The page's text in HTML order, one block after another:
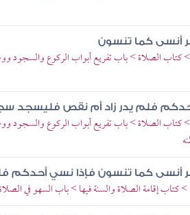
أنسى كما تنسون
كتاب الصلاة > باب تفريع أبواب الركوع والسجود
فلم يدر زاد أم نقص فليسجد
كتاب الصلاة > باب تفريع أبواب الركوع والسجود
بشر أنسى كما تنسون فإذا نسي
كتاب إقامة الصلاة والسنة فيها > باب السهو في